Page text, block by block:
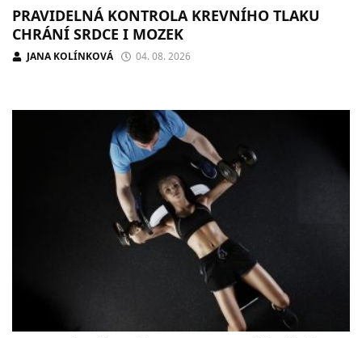
PRAVIDELNÁ KONTROLA KREVNÍHO TLAKU
CHRÁNÍ SRDCE I MOZEK
JANA KOLÍNKOVÁ 04. 08. 2026